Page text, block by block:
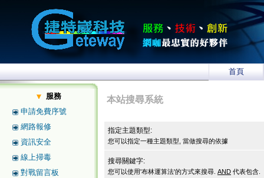
首頁
服務
申請免費序號
網路報修
資訊安全
線上掃毒
對戰留言板
本站搜尋系統
指定主題類型:
您可以指定一種主題類型, 當做搜尋的依據
搜尋關鍵字:
您可以使用'布林運算法'的方式來搜尋. AND 代表包含.